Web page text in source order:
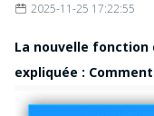
2025-11-25 17:22:55
La nouvelle
expliquée :
protéger votre vie